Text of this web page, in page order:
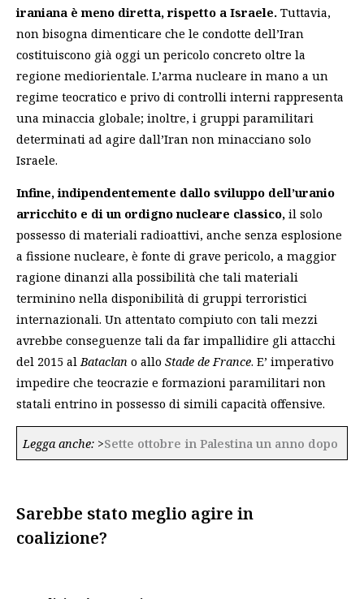
iraniana è meno diretta, rispetto a Israele. Tuttavia,
non bisogna dimenticare che le condotte dell’Iran
costituiscono già oggi un pericolo concreto oltre la
regione mediorientale. L’arma nucleare in mano a un
regime teocratico e privo di controlli interni rappresenta
una minaccia globale; inoltre, i gruppi paramilitari
determinati ad agire dall’Iran non minacciano solo
Israele.
Infine, indipendentemente dallo sviluppo dell’uranio
arricchito e di un ordigno nucleare classico, il solo
possesso di materiali radioattivi, anche senza esplosione
a fissione nucleare, è fonte di grave pericolo, a maggior
ragione dinanzi alla possibilità che tali materiali
terminino nella disponibilità di gruppi terroristici
internazionali. Un attentato compiuto con tali mezzi
avrebbe conseguenze tali da far impallidire gli attacchi
del 2015 alBataclan o allo Stade de France. E’ imperativo
impedire che teocrazie e formazioni paramilitari non
statali entrino in possesso di simili capacità offensive.
Legga anche: >Sette ottobre in Palestina un anno dopo
Sarebbe stato meglio agire in
coalizione?